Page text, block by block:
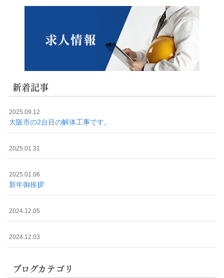
新着記事
2025.09.12
大阪市の2台目の解体工事です。
2025.01.31
2025.01.06
新年御挨拶
2024.12.05
2024.12.03
ブログカテゴリ